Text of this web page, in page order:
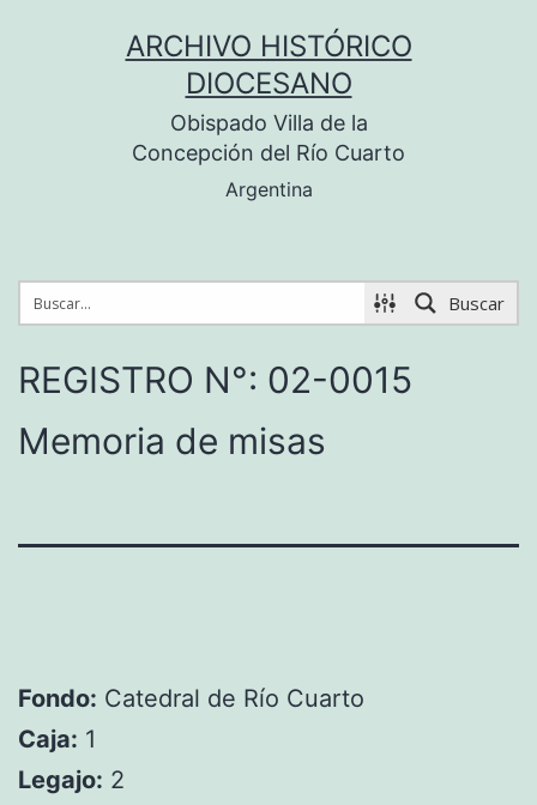
ARCHIVO HISTÓRICO
DIOCESANO
Obispado Villa de la
Concepción del Río Cuarto
Argentina
Buscar
REGISTRO N°: 02-0015
Memoria de misas
Fondo: Catedral de Río Cuarto
Caja: 1
Legajo: 2